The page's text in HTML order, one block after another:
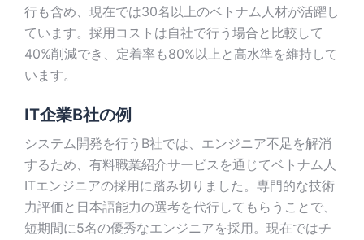
行も含め、現在では30名以上のベトナム人材が活躍し
ています。採用コストは自社で行う場合と比較して
40%削減でき、定着率も80%以上と高水準を維持して
います。
IT企業B社の例
システム開発を行うB社では、エンジニア不足を解消
するため、有料職業紹介サービスを通じてベトナム人
ITエンジニアの採用に踏み切りました。専門的な技術
力評価と日本語能力の選考を代行してもらうことで、
短期間に5名の優秀なエンジニアを採用。現在ではチ